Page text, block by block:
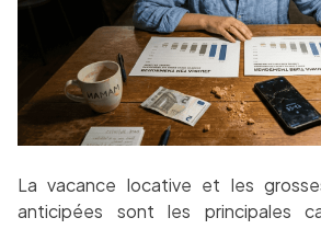
La vacance locative et les
anticipées sont les principales